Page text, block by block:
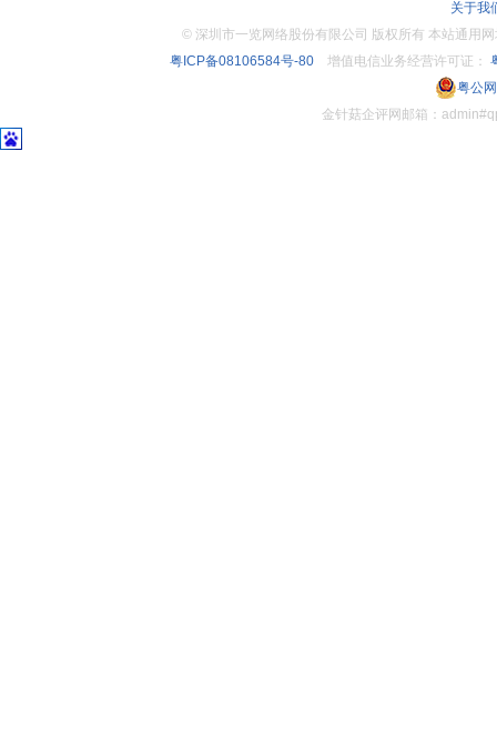
关于我
© 深圳市一览网络股份有限公司 版权所有 本站通
粤ICP备08106584号-80增值电信业务经营许可证：
粤公
金针菇企评网邮箱：